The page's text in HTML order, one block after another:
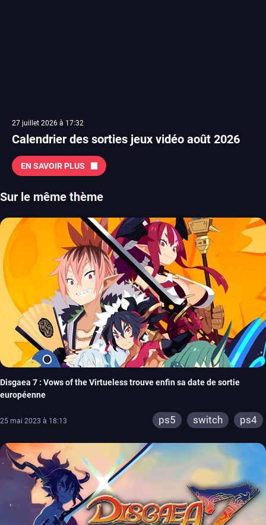
27 juillet 2026 à 17:32
Calendrier des sorties jeux vidéo août 2026
EN SAVOIR PLUS
Sur le même thème
Disgaea 7 : Vows of the Virtueless trouve enfin sa date de sortie
européenne
25 mai 2023 à 18:13 ps5 switch ps4